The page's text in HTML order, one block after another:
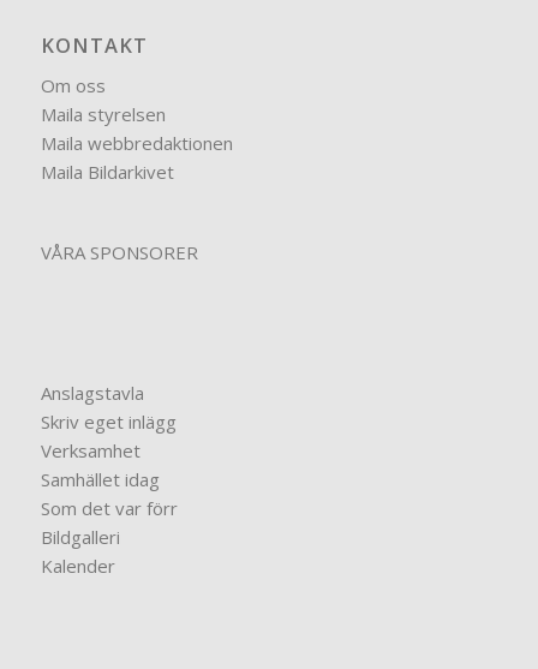
KONTAKT
Om oss
Maila styrelsen
Maila webbredaktionen
Maila Bildarkivet
VÅRA SPONSORER
Anslagstavla
Skriv eget inlägg
Verksamhet
Samhället idag
Som det var förr
Bildgalleri
Kalender